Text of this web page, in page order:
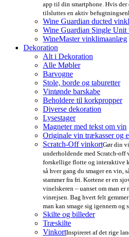
app til din smartphone. Hvis
tilsluttes en aktiv
Wine Guardian ducted
Wine Guardian Single
WineMaster vinklimaanlæg
Dekoration
Alt i Dekoration
Alle Møbler
Barvogne
Stole, borde og taburetter
Vintønde barskabe
Beholdere til korkpropper
Diverse dekoration
Lysestager
Magneter med tekst om vin
Originale vin trækasser og
Scratch-Off vinkortGør din
underholdende med Scratch-off
forskellige flotte og interaktive
så hver gang du smager en vin,
stammer fra fri. Kortene er en
vinelskeren – uanset om man er
vinrejsen. Bag hvert felt
man kan smage sig igennem og
Skilte og billeder
Træskilte
VinkortInspireret af det rige